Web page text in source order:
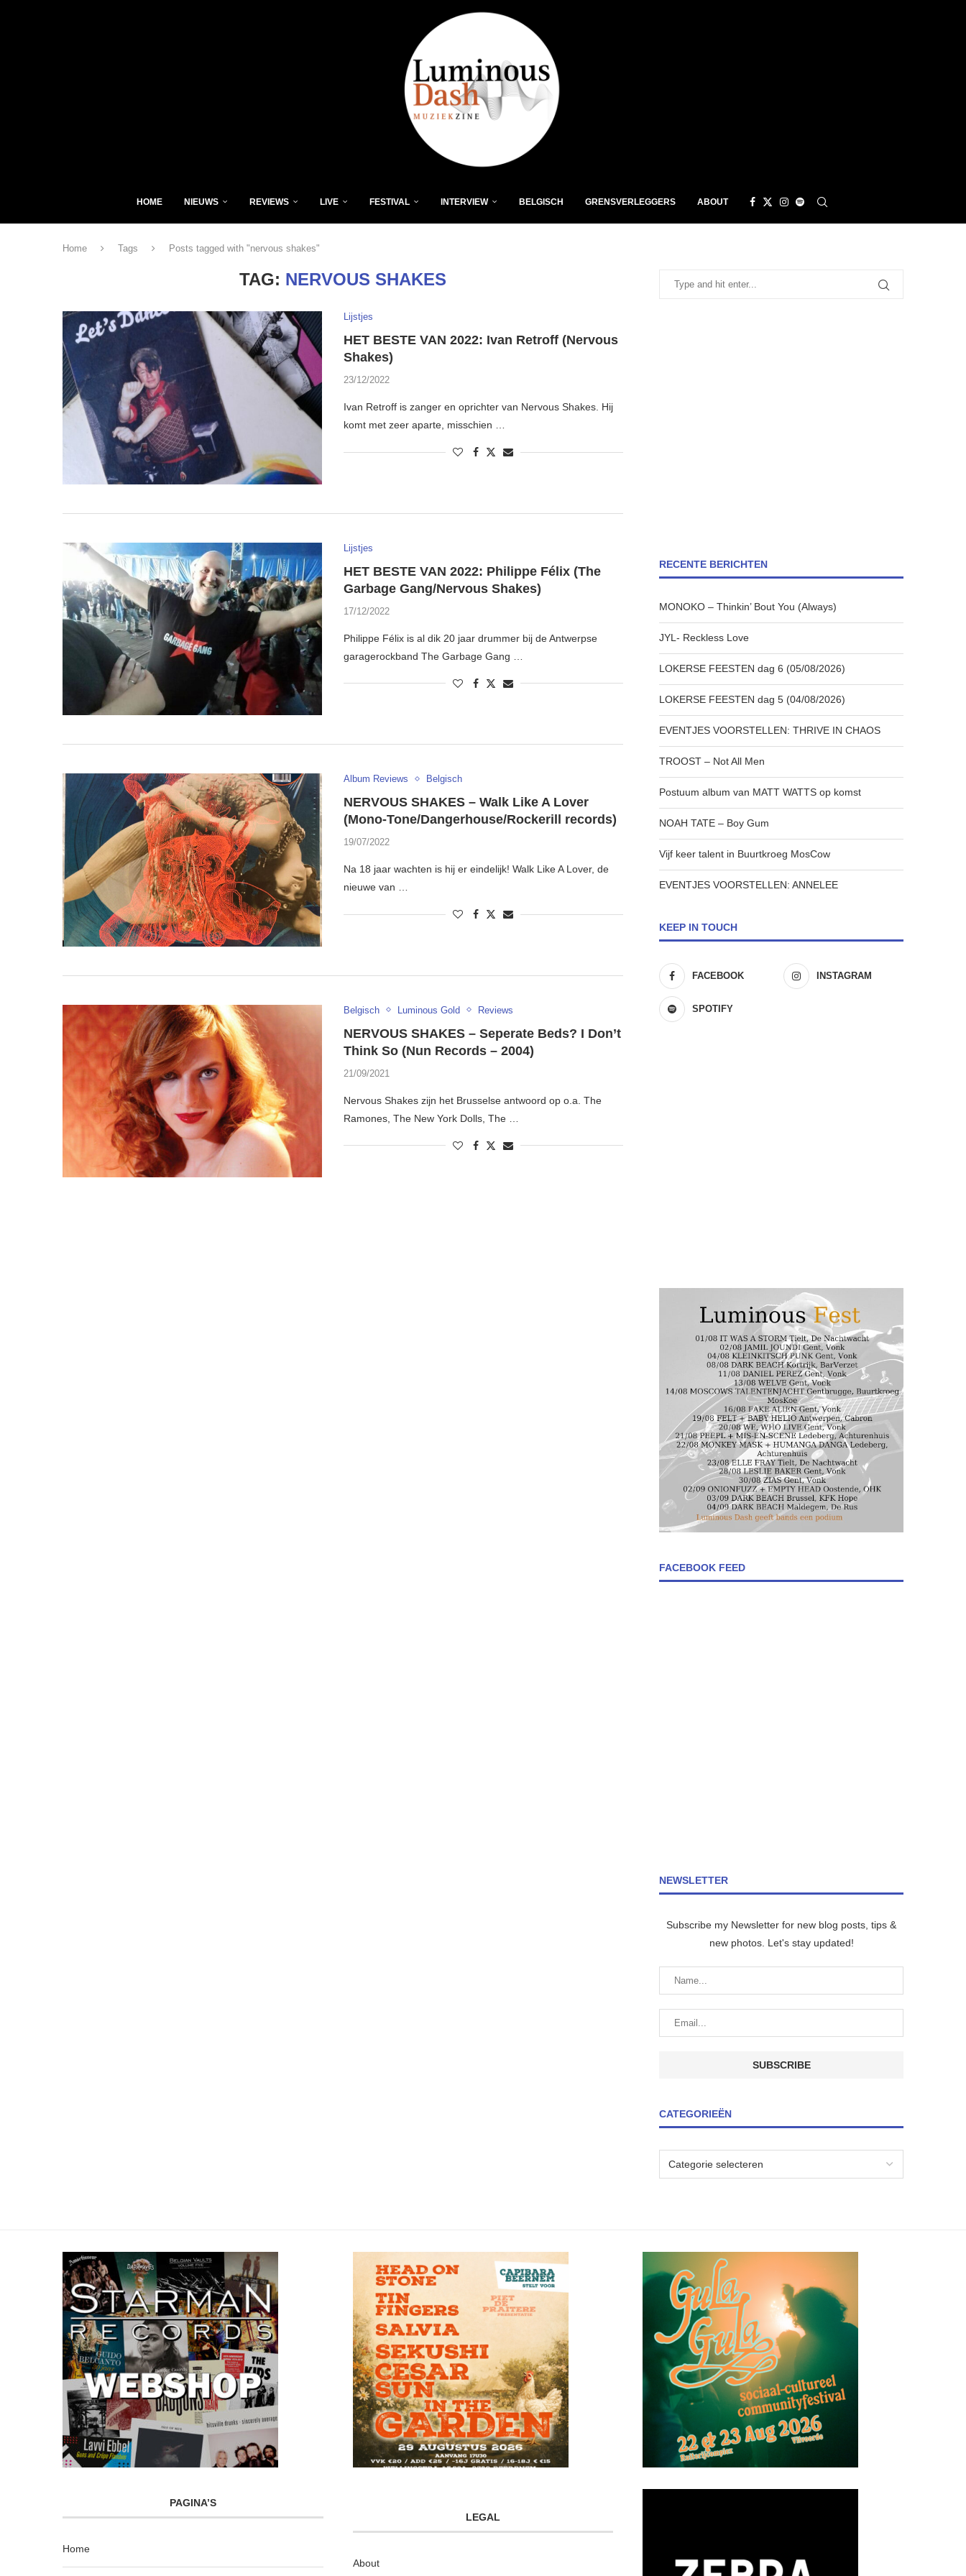
HOME NIEUWS REVIEWS LIVE FESTIVAL INTERVIEW BELGISCH GRENSVERLEGGERS ABOUT
Home Tags Posts tagged with "nervous shakes"
TAG: NERVOUS SHAKES
Lijstjes
HET BESTE VAN 2022: Ivan Retroff (Nervous
Shakes)
23/12/2022
Ivan Retroff is zanger en oprichter van Nervous Shakes. Hij
komt met zeer aparte, misschien …
Lijstjes
HET BESTE VAN 2022: Philippe Félix (The
Garbage Gang/Nervous Shakes)
17/12/2022
Philippe Félix is al dik 20 jaar drummer bij de Antwerpse
garagerockband The Garbage Gang …
Album Reviews Belgisch
NERVOUS SHAKES – Walk Like A Lover
(Mono-Tone/Dangerhouse/Rockerill records)
19/07/2022
Na 18 jaar wachten is hij er eindelijk! Walk Like A Lover, de
nieuwe van …
Belgisch Luminous Gold Reviews
NERVOUS SHAKES – Seperate Beds? I Don’t
Think So (Nun Records – 2004)
21/09/2021
Nervous Shakes zijn het Brusselse antwoord op o.a. The
Ramones, The New York Dolls, The …
RECENTE BERICHTEN
MONOKO – Thinkin’ Bout You (Always)
JYL- Reckless Love
LOKERSE FEESTEN dag 6 (05/08/2026)
LOKERSE FEESTEN dag 5 (04/08/2026)
EVENTJES VOORSTELLEN: THRIVE IN CHAOS
TROOST – Not All Men
Postuum album van MATT WATTS op komst
NOAH TATE – Boy Gum
Vijf keer talent in Buurtkroeg MosCow
EVENTJES VOORSTELLEN: ANNELEE
KEEP IN TOUCH
FACEBOOK INSTAGRAM
SPOTIFY
FACEBOOK FEED
NEWSLETTER
Subscribe my Newsletter for new blog posts, tips &
new photos. Let's stay updated!
CATEGORIEËN
PAGINA’S
Home
LEGAL
About